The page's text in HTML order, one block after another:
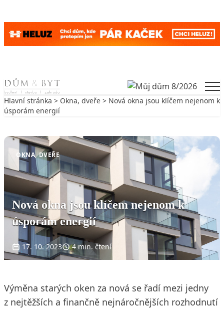
Skip to content
Hlavní stránka > Okna, dveře > Nová okna jsou klíčem nejenom k
úsporám energií
OKNA, DVEŘE
Nová okna jsou klíčem nejenom k
úsporám energií
17. 10. 2023 4 min. čtení
Výměna starých oken za nová se řadí mezi jedny
z nejtěžších a finančně nejnáročnějších rozhodnutí